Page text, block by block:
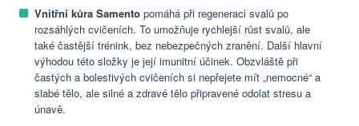
Vnitřní kůra Samento pomáhá při regeneraci svalů po
rozsáhlých cvičeních. To umožňuje rychlejší růst svalů, ale
také častější trénink, bez nebezpečných zranění. Další hlavní
výhodou této složky je její imunitní účinek. Obzvláště při
častých a bolestivých cvičeních si nepřejete mít „nemocné“ a
slabé tělo, ale silné a zdravé tělo připravené odolat stresu a
únavě.